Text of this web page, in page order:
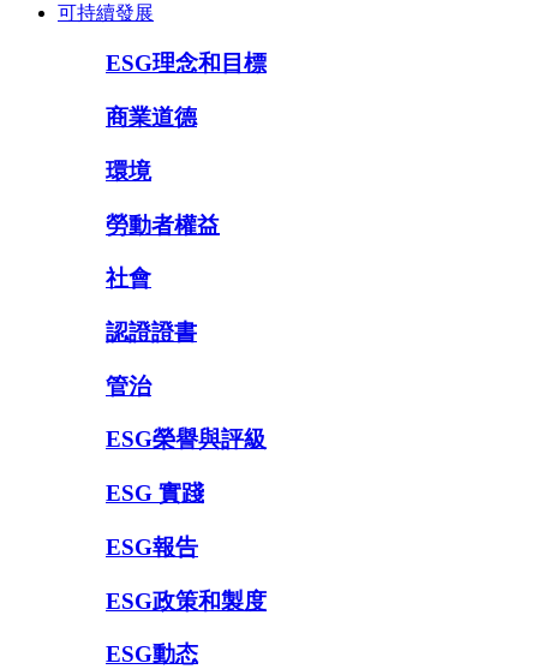
可持續發展
ESG理念和目標
商業道德
環境
勞動者權益
社會
認證證書
管治
ESG榮譽與評級
ESG 實踐
ESG報告
ESG政策和製度
ESG動态